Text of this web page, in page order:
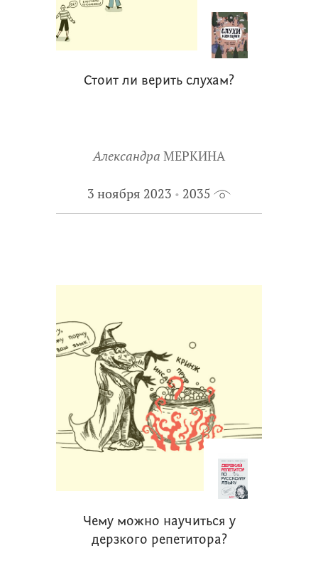
Стоит ли верить слухам?
Александра МЕРКИНА
3 ноября 2023 2035
Чему можно научиться у
дерзкого репетитора?